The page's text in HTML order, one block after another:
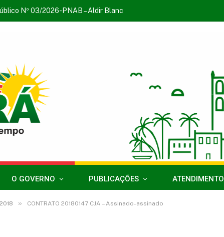
Nº 03/2026-PNAB – Aldir Blanc
O GOVERNO PUBLICAÇÕES ATENDIMENTO
» CONTRATO 20180147 CJA – Assinado-assinado